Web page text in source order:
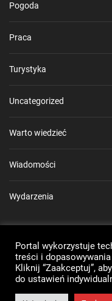
Pogoda
Praca
Turystyka
Uncategorized
Warto wiedzieć
Wiadomości
Wydarzenia
Rozkład jazdy MZK Puławy
Portal wykorzystuje
treści i
Kliknij “Zaakceptuj”,
do ustawień